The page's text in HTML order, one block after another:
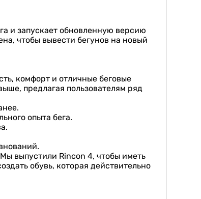
и запускает обновленную версию
чтобы вывести бегунов на новый
комфорт и отличные беговые
предлагая пользователям ряд
опыта бега.
выпустили Rincon 4, чтобы иметь
обувь, которая действительно